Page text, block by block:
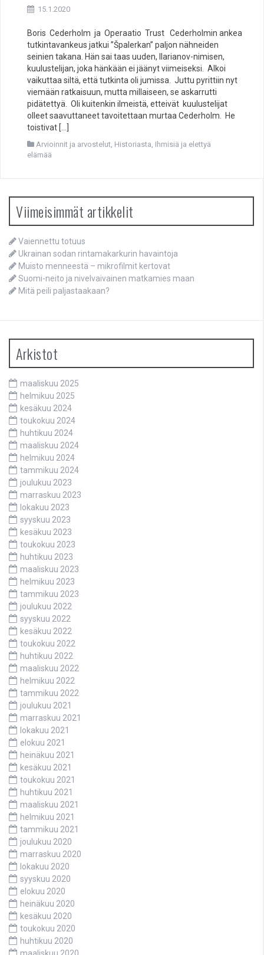
15.1.2020
Boris Cederholm ja Operaatio Trust Cederholmin ankea
tutkintavankeus jatkui ”Špalerkan” paljon nähneiden
seinien takana. Hän sai taas uuden, Ilarianov-nimisen,
kuulustelijan, joka hänkään ei jäänyt viimeiseksi. Alkoi
vaikuttaa siltä, että tutkinta oli jumissa. Juttu pyrittiin nyt
viemään ratkaisuun, mutta millaiseen, se askarrutti
pidätettyä. Oli kuitenkin ilmeistä, etteivät kuulustelijat
olleet saavuttaneet tavoitettaan murtaa Cederholm. He
toistivat […]
Arvioinnit ja arvostelut, Historiasta, Ihmisiä ja elettyä
elämää
Viimeisimmät artikkelit
Vaiennettu totuus
Ukrainan sodan rintamakarkurin havaintoja
Muisto menneestä – mikrofilmit kertovat
Suomi-neito ja nivelvaivainen matkamies maan
Mitä peili paljastaakaan?
Arkistot
maaliskuu 2025
helmikuu 2025
kesäkuu 2024
toukokuu 2024
huhtikuu 2024
maaliskuu 2024
helmikuu 2024
tammikuu 2024
joulukuu 2023
marraskuu 2023
lokakuu 2023
syyskuu 2023
kesäkuu 2023
toukokuu 2023
huhtikuu 2023
maaliskuu 2023
helmikuu 2023
tammikuu 2023
joulukuu 2022
syyskuu 2022
kesäkuu 2022
toukokuu 2022
huhtikuu 2022
maaliskuu 2022
helmikuu 2022
tammikuu 2022
joulukuu 2021
marraskuu 2021
lokakuu 2021
elokuu 2021
heinäkuu 2021
kesäkuu 2021
toukokuu 2021
huhtikuu 2021
maaliskuu 2021
helmikuu 2021
tammikuu 2021
joulukuu 2020
marraskuu 2020
lokakuu 2020
syyskuu 2020
elokuu 2020
heinäkuu 2020
kesäkuu 2020
toukokuu 2020
huhtikuu 2020